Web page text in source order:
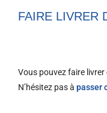
FAIRE LIVRER
Vous pouvez faire livrer
N’hésitez pas à passer